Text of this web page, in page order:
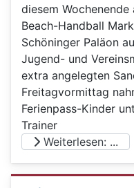
diesem
Beach-Handball
Schöninger Paläon
Jugend- und
extra angelegten
Freitagvormittag
Ferienpass-Kinder
Trainer
Weiterlesen: ...